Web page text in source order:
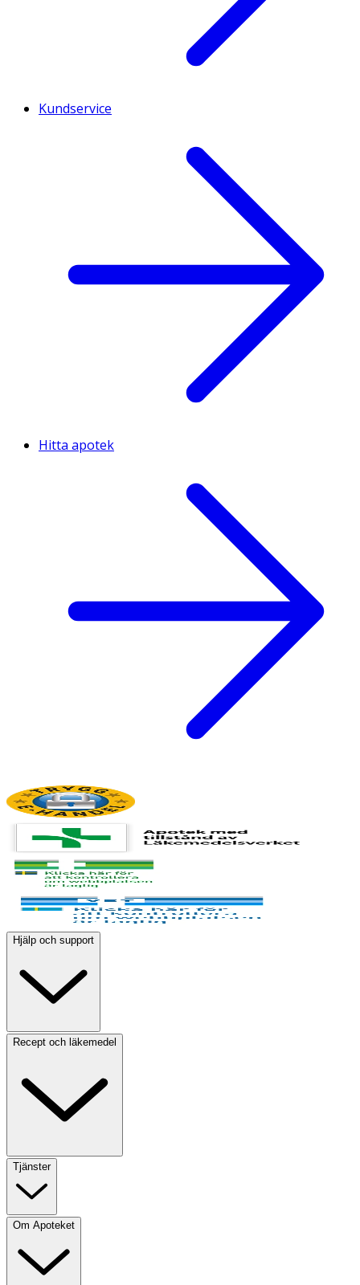
Kundservice
Hitta apotek
Hjälp och support
Recept och läkemedel
Tjänster
Om Apoteket